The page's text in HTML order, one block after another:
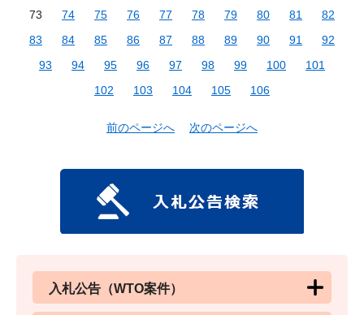
73
74 75 76 77 78 79 80 81
82
83
84 85 86 87 88 89 90 91
92
93
94 95 96 97 98 99 100
101
102
103 104 105 106
前のページへ 次のページへ
入札公告（WTO案件）